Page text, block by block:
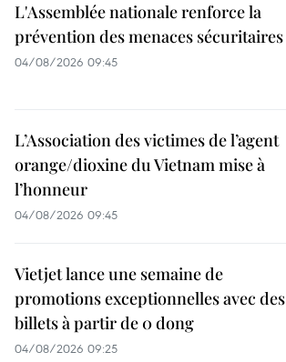
L'Assemblée nationale renforce la
prévention des menaces sécuritaires
04/08/2026 09:45
L’Association des victimes de l’agent
orange/dioxine du Vietnam mise à
l’honneur
04/08/2026 09:45
Vietjet lance une semaine de
promotions exceptionnelles avec des
billets à partir de 0 dong
04/08/2026 09:25